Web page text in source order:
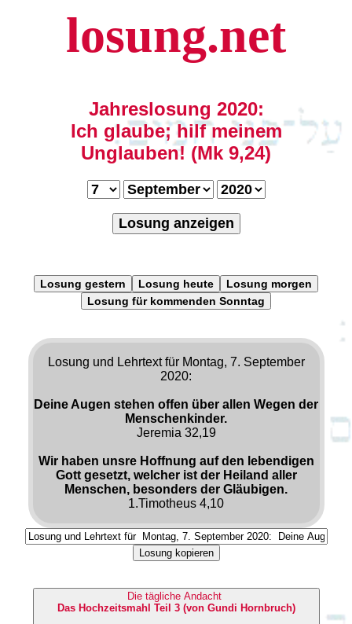
losung.net
Jahreslosung 2020:
Ich glaube; hilf meinem
Unglauben! (Mk 9,24)
Losung anzeigen
Losung gestern Losung heute
Losung morgen
Losung für kommenden Sonntag
Losung und Lehrtext für Montag, 7. September
2020:
Deine Augen stehen offen über allen Wegen der
Menschenkinder.
Jeremia 32,19
Wir haben unsre Hoffnung auf den lebendigen
Gott gesetzt, welcher ist der Heiland aller
Menschen, besonders der Gläubigen.
1.Timotheus 4,10
Losung kopieren
Die tägliche Andacht
Das Hochzeitsmahl Teil 3 (von Gundi Hornbruch)